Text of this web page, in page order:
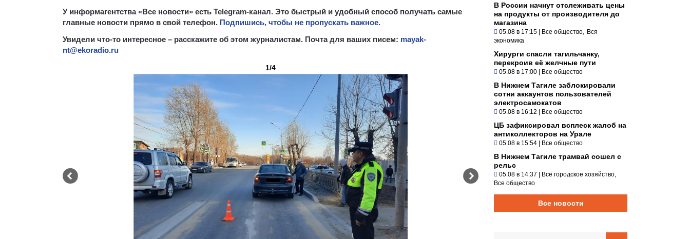
У информагентства «Все новости» есть Telegram-канал. Это быстрый и удобный способ получать самые
главные новости прямо в свой телефон. Подпишись, чтобы не пропускать важное.
Увидели что-то интересное – расскажите об этом журналистам. Почта для ваших писем: mayak-
nt@ekoradio.ru
1/4
В России начнут отслеживать цены
на продукты от производителя до
магазина
05.08 в 17:15 | Все общество
Вся
экономика
Хирурги спасли тагильчанку,
перекроив её желчные пути
05.08 в 17:00 | Все общество
В Нижнем Тагиле заблокировали
сотни аккаунтов пользователей
электросамокатов
05.08 в 16:12 | Все общество
ЦБ зафиксировал всплеск жалоб на
антиколлекторов на Урале
05.08 в 15:54 | Все общество
В Нижнем Тагиле трамвай сошел с
рельс
05.08 в 14:37 | Всё городское хозяйство
Все общество
Все новости